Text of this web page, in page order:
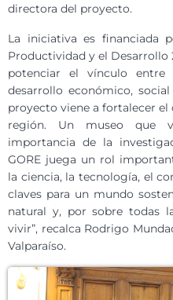
directora del proyecto.
La iniciativa es financiada
Productividad y el Desarrollo
potenciar el vínculo entre
desarrollo económico,
proyecto viene a fortalecer
región. Un museo que
importancia de la
GORE juega un rol
la ciencia, la tecnología, el
claves para un mundo
natural y, por sobre todas
vivir”, recalca Rodrigo
Valparaíso.